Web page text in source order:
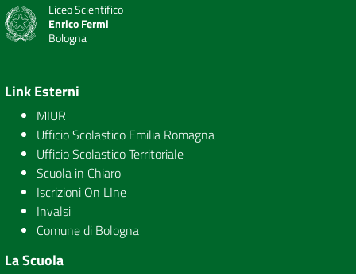
Liceo Scientifico
Enrico Fermi
Bologna
Link Esterni
MIUR
Ufficio Scolastico Emilia Romagna
Ufficio Scolastico Territoriale
Scuola in Chiaro
Iscrizioni On LIne
Invalsi
Comune di Bologna
La Scuola